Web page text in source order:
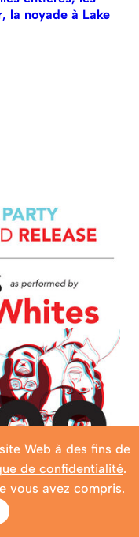
la noyade à Lake
Web à des fins de
de confidentialité.
vous avez compris.